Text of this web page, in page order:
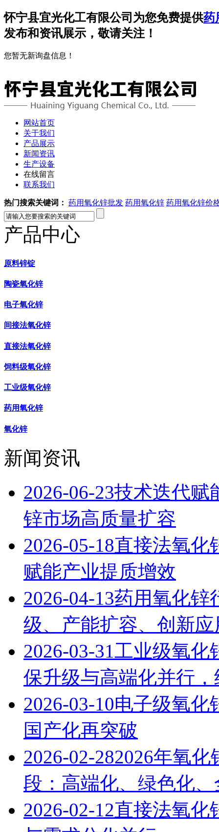
怀宁县宜光化工有限公司为您免费提供药
发布和资讯展示，敬请关注！
您暂无新询盘信息！
网站首页
关于我们
产品展示
新闻资讯
生产设备
在线留言
联系我们
热门搜索关键词： 药用氧化锌批发 药用氧化锌 药用氧化锌价
产品中心
原料锌锭
陶瓷氧化锌
电子氧化锌
间接法氧化锌
直接法氧化锌
饲料级氧化锌
工业级氧化锌
药用氧化锌
氧化锌
新闻资讯
2026-06-23技术迭代赋
锌市场高质量扩容
2026-05-18直接法氧化
赋能产业提质增效
2026-04-13药用氧化锌
级、产能扩容、创新
2026-03-31工业级氧化
保升级与高端化并行
2026-03-10电子级氧化
国产化再突破
2026-02-282026年氧
段：高端化、绿色化
2026-02-12直接法氧化